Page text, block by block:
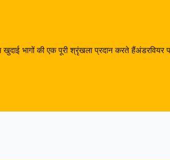
भागों की एक पूरी श्रृंखला प्रदान करते हैंअंडरवियर